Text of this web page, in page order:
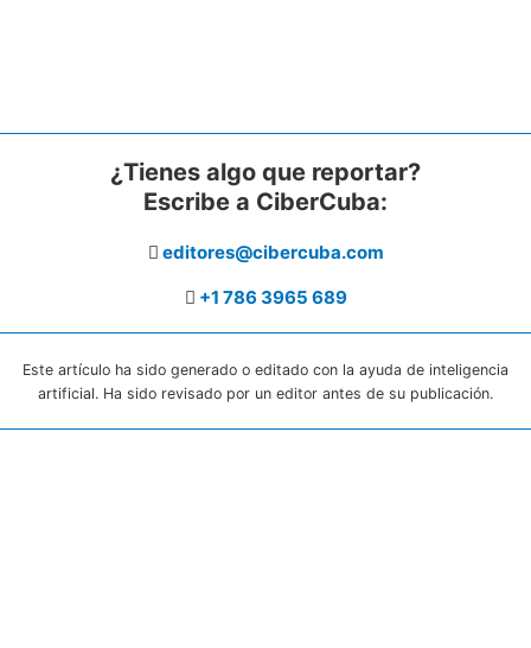
¿Tienes algo que reportar?
Escribe a CiberCuba:
editores@cibercuba.com
+1 786 3965 689
Este artículo ha sido generado o editado con la ayuda de inteligencia
artificial. Ha sido revisado por un editor antes de su publicación.